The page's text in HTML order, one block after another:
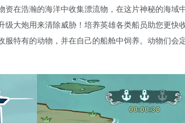
资在浩瀚的海洋中收集漂流物，在这片神秘的海域
大炮用来清除威胁！培养英雄各类船员助您更快
特有的动物，并在自己的船舱中饲养。动物们会